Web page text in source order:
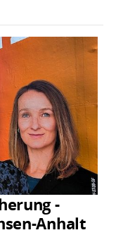
-
Anhalt